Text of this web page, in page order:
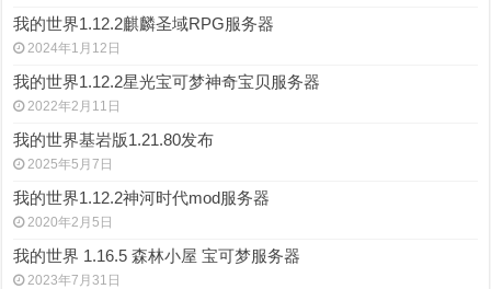
我的世界1.12.2麒麟圣域RPG服务器
2024年1月12日
我的世界1.12.2星光宝可梦神奇宝贝服务器
2022年2月11日
我的世界基岩版1.21.80发布
2025年5月7日
我的世界1.12.2神河时代mod服务器
2020年2月5日
我的世界 1.16.5 森林小屋 宝可梦服务器
2023年7月31日